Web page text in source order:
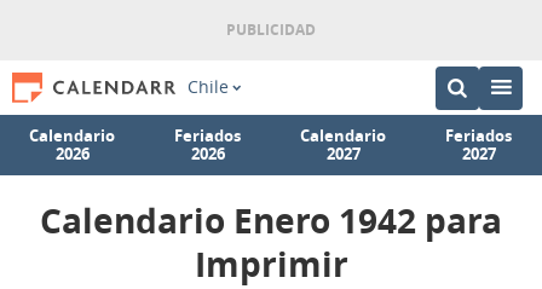
Chile
Calendario
2026
Feriados
2026
Calendario
2027
Feriados
2027
Calendario Enero 1942 para
Imprimir